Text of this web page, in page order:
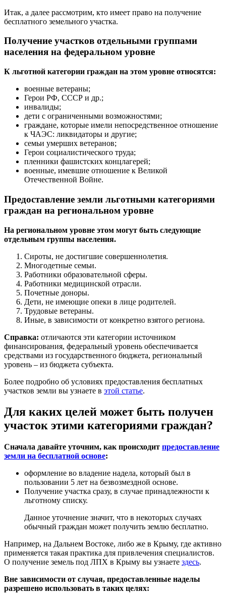
Итак, а далее рассмотрим, кто имеет право на получение
бесплатного земельного участка.
Получение участков отдельными группами
населения на федеральном уровне
К льготной категории граждан на этом уровне относятся:
военные ветераны;
Герои РФ, СССР и др.;
инвалиды;
дети с ограниченными возможностями;
граждане, которые имели непосредственное отношение
к ЧАЭС: ликвидаторы и другие;
семьи умерших ветеранов;
Герои социалистического труда;
пленники фашистских концлагерей;
военные, имевшие отношение к Великой
Отечественной Войне.
Предоставление земли льготными категориями
граждан на региональном уровне
На региональном уровне этом могут быть следующие
отдельным группы населения.
Сироты, не достигшие совершеннолетия.
Многодетные семьи.
Работники образовательной сферы.
Работники медицинской отрасли.
Почетные доноры.
Дети, не имеющие опеки в лице родителей.
Трудовые ветераны.
Иные, в зависимости от конкретно взятого региона.
Справка: отличаются эти категории источником
финансирования, федеральный уровень обеспечивается
средствами из государственного бюджета, региональный
уровень – из бюджета субъекта.
Более подробно об условиях предоставления бесплатных
участков земли вы узнаете в этой статье.
Для каких целей может быть получен
участок этими категориями граждан?
Сначала давайте уточним, как происходит предоставление
земли на бесплатной основе:
оформление во владение надела, который был в
пользовании 5 лет на безвозмездной основе.
Получение участка сразу, в случае принадлежности к
льготному списку.
Данное уточнение значит, что в некоторых случаях
обычный граждан может получить землю бесплатно.
Например, на Дальнем Востоке, либо же в Крыму, где активно
применяется такая практика для привлечения специалистов.
О получение земель под ЛПХ в Крыму вы узнаете здесь.
Вне зависимости от случая, предоставленные наделы
разрешено использовать в таких целях: